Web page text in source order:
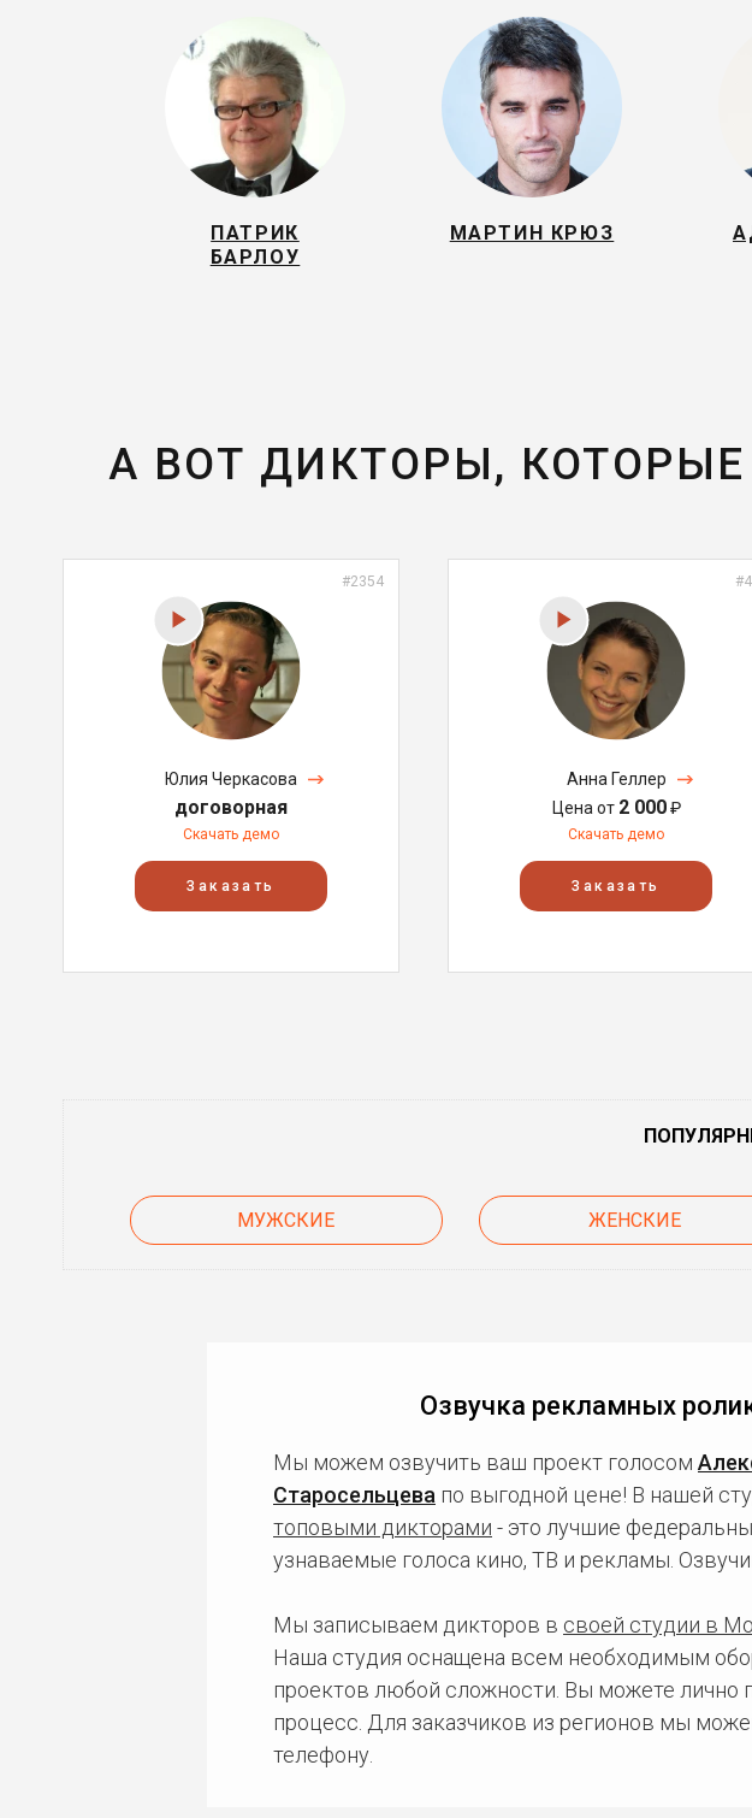
ПАТРИК
БАРЛОУ
МАРТИН КРЮЗ
А ВОТ ДИКТОРЫ,
#2354
Юлия Черкасова
договорная
Скачать демо
Заказать
Анна Геллер
Цена от 2 000₽
Скачать демо
Заказать
МУЖСКИЕ ЖЕНСКИЕ
Озвучка рекламных
Мы можем озвучить ваш проект голосом
Старосельцева по выгодной цене! В нашей
топовыми дикторами - это лучшие
узнаваемые голоса кино, ТВ и рекламы.
Мы записываем дикторов в своей студии в
Наша студия оснащена всем необходимым
проектов любой сложности. Вы можете лично
процесс. Для заказчиков из регионов мы
телефону.